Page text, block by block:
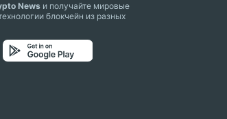
News и получайте мировые
блокчейн из разных